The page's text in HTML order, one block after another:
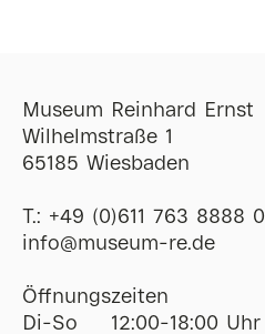
Museum Reinhard Ernst
Wilhelmstraße 1
65185 Wiesbaden
T.: +49 (0)611 763 8888 0
ofni@museum-re de
Öffnungszeiten
Di-So
12:00-18:00 Uhr